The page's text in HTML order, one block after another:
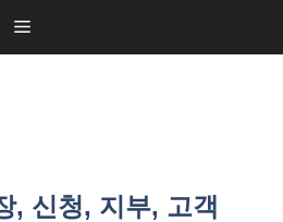
, 신청, 지부, 고객